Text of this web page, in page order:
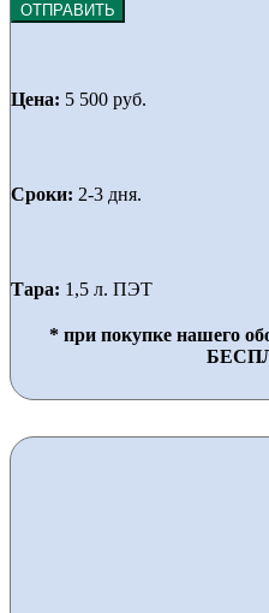
ОТПРАВИТЬ
Цена: 5 500 руб.
Сроки: 2-3 дня.
Тара: 1,5 л. ПЭТ
* при покупке нашего